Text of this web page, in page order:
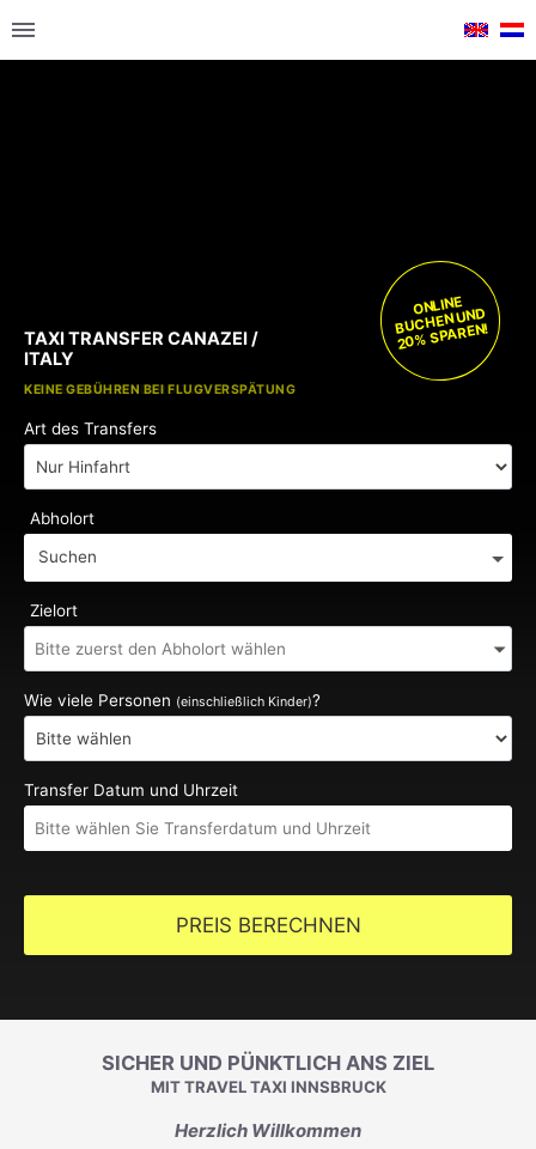
KOSTENLOSE KINDERSITZE
KEINE GEBÜHREN BEI FLUGVERSPÄTUNG
TAXI TRANSFER CANAZEI /
ITALY
ONLINE
BUCHEN UND
20% SPAREN!
Art des Transfers
Abholort
Suchen
Zielort
Wie viele Personen (einschließlich Kinder)?
Transfer Datum und Uhrzeit
PREIS BERECHNEN
SICHER UND PÜNKTLICH ANS ZIEL
MIT TRAVEL TAXI INNSBRUCK
Herzlich Willkommen